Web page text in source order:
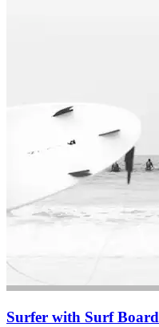
Surfer with Surf Board